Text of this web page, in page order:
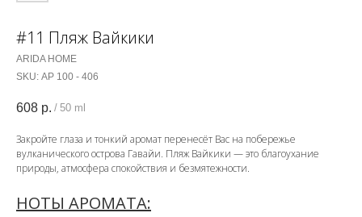
#11 Пляж Вайкики
ARIDA HOME
SKU: АР 100 - 406
608 р. / 50 ml
Закройте глаза и тонкий аромат перенесёт Вас на побережье
вулканического острова Гавайи. Пляж Вайкики — это благоухание
природы, атмосфера спокойствия и безмятежности.
НОТЫ АРОМАТА: